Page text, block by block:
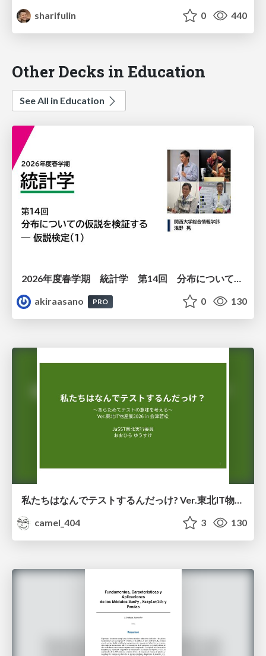
sharifulin
0 440
Other Decks in Education
See All in Education
akiraasano
PRO 0 130
私たちはなんでテストするんだっけ? Ver.東北IT物産展2026 in 会津若松
camel_404
3 130